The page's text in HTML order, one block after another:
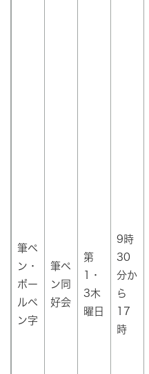
筆ペ
ン・
ボー
ルペ
ン字
筆ペ
ン同
好会
第
1・
3木
曜日
9時
30
分か
ら
17
時